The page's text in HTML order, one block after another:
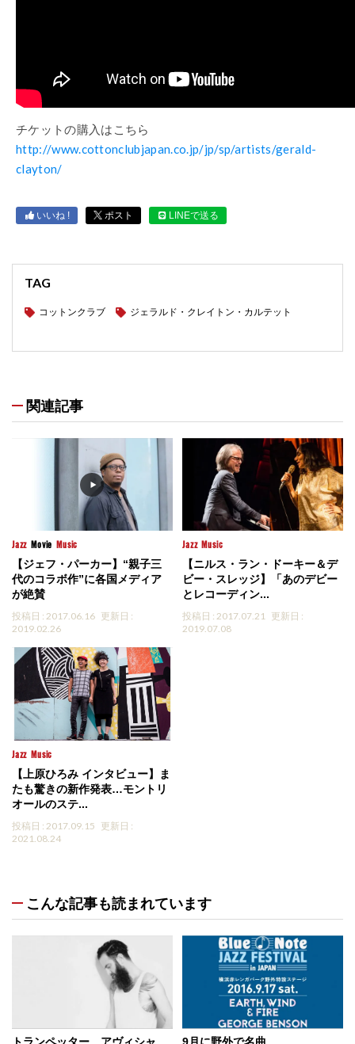
チケットの購入はこちら
http://www.cottonclubjapan.co.jp/jp/sp/artists/gerald-
clayton/
いいね ! ポスト LINEで送る
TAG
コットンクラブ ジェラルド・クレイトン・カルテット
関連記事
Jazz Movie Music
【ジェフ・パーカー】“親子三
代のコラボ作”に各国メディア
が絶賛
投稿日 : 2017.06.16 更新日 :
2019.02.26
Jazz Music
【ニルス・ラン・ドーキー＆デ
ビー・スレッジ】「あのデビー
とレコーディン...
投稿日 : 2017.07.21 更新日 :
2019.07.08
Jazz Music
【上原ひろみ インタビュー】ま
たも驚きの新作発表…モントリ
オールのステ...
投稿日 : 2017.09.15 更新日 :
2021.08.24
こんな記事も読まれています
トランペッター、アヴィシャ 9月に野外で名曲